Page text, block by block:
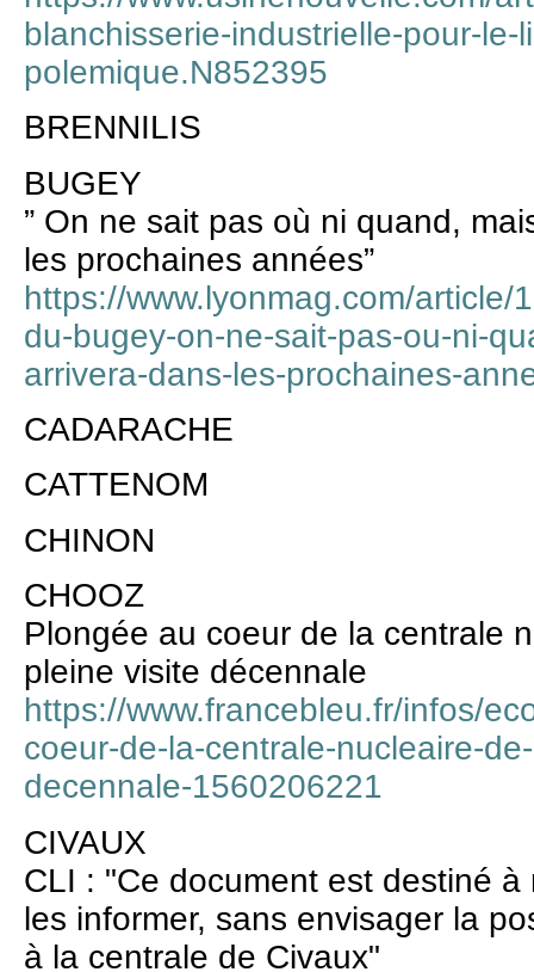
blanchisserie-industrielle-pour-
polemique.N852395
BRENNILIS
BUGEY
” On ne sait pas où ni quand,
les prochaines années”
https://www.lyonmag.com/article/
du-bugey-on-ne-sait-pas-ou-ni-
arrivera-dans-les-prochaines-
CADARACHE
CATTENOM
CHINON
CHOOZ
Plongée au coeur de la centrale
pleine visite décennale
https://www.francebleu.fr/infos/
coeur-de-la-centrale-nucleaire-
decennale-1560206221
CIVAUX
CLI : "Ce document est destiné à
les informer, sans envisager la
à la centrale de Civaux"